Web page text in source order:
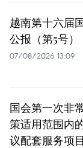
越南第十六届
公报（第5号）
07/08/2026 13:09
国会第一次非
策适用范围内
议配套服务项